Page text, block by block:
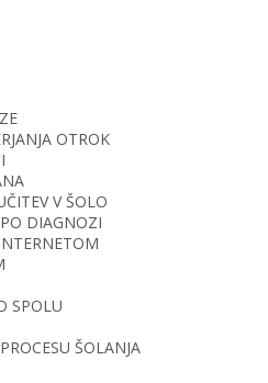
OTROK
V ŠOLO
DIAGNOZI
SPOLU
ŠOLANJA